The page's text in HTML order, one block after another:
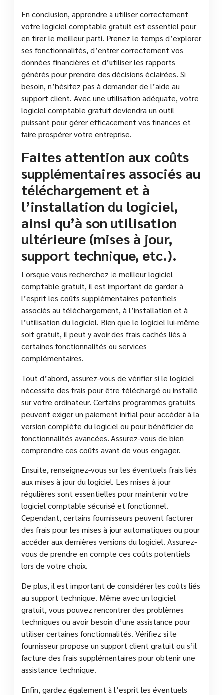
En conclusion, apprendre à utiliser correctement
votre logiciel comptable gratuit est essentiel pour
en tirer le meilleur parti. Prenez le temps d’explorer
ses fonctionnalités, d’entrer correctement vos
données financières et d’utiliser les rapports
générés pour prendre des décisions éclairées. Si
besoin, n’hésitez pas à demander de l’aide au
support client. Avec une utilisation adéquate, votre
logiciel comptable gratuit deviendra un outil
puissant pour gérer efficacement vos finances et
faire prospérer votre entreprise.
Faites attention aux coûts
supplémentaires associés au
téléchargement et à
l’installation du logiciel,
ainsi qu’à son utilisation
ultérieure (mises à jour,
support technique, etc.).
Lorsque vous recherchez le meilleur logiciel
comptable gratuit, il est important de garder à
l’esprit les coûts supplémentaires potentiels
associés au téléchargement, à l’installation et à
l’utilisation du logiciel. Bien que le logiciel lui-même
soit gratuit, il peut y avoir des frais cachés liés à
certaines fonctionnalités ou services
complémentaires.
Tout d’abord, assurez-vous de vérifier si le logiciel
nécessite des frais pour être téléchargé ou installé
sur votre ordinateur. Certains programmes gratuits
peuvent exiger un paiement initial pour accéder à la
version complète du logiciel ou pour bénéficier de
fonctionnalités avancées. Assurez-vous de bien
comprendre ces coûts avant de vous engager.
Ensuite, renseignez-vous sur les éventuels frais liés
aux mises à jour du logiciel. Les mises à jour
régulières sont essentielles pour maintenir votre
logiciel comptable sécurisé et fonctionnel.
Cependant, certains fournisseurs peuvent facturer
des frais pour les mises à jour automatiques ou pour
accéder aux dernières versions du logiciel. Assurez-
vous de prendre en compte ces coûts potentiels
lors de votre choix.
De plus, il est important de considérer les coûts liés
au support technique. Même avec un logiciel
gratuit, vous pouvez rencontrer des problèmes
techniques ou avoir besoin d’une assistance pour
utiliser certaines fonctionnalités. Vérifiez si le
fournisseur propose un support client gratuit ou s’il
facture des frais supplémentaires pour obtenir une
assistance technique.
Enfin, gardez également à l’esprit les éventuels